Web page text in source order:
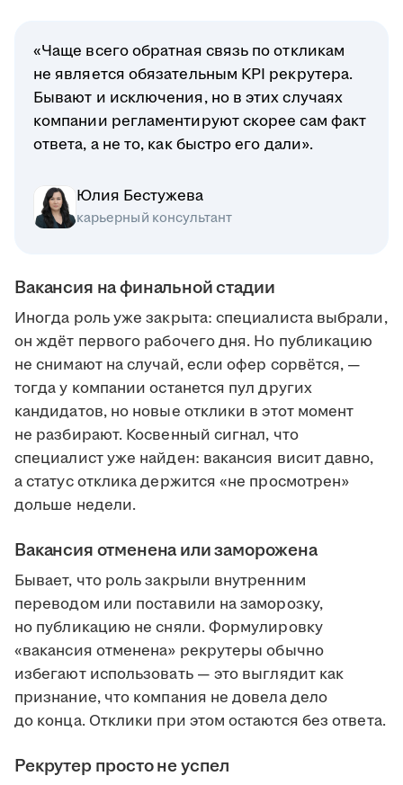
«Чаще всего обратная связь по откликам
не является обязательным KPI рекрутера.
Бывают и исключения, но в этих случаях
компании регламентируют скорее сам факт
ответа, а не то, как быстро его дали».
Юлия Бестужева
карьерный консультант
Вакансия на финальной стадии
Иногда роль уже закрыта: специалиста выбрали,
он ждёт первого рабочего дня. Но публикацию
не снимают на случай, если офер сорвётся, —
тогда у компании останется пул других
кандидатов, но новые отклики в этот момент
не разбирают. Косвенный сигнал, что
специалист уже найден: вакансия висит давно,
а статус отклика держится «не просмотрен»
дольше недели.
Вакансия отменена или заморожена
Бывает, что роль закрыли внутренним
переводом или поставили на заморозку,
но публикацию не сняли. Формулировку
«вакансия отменена» рекрутеры обычно
избегают использовать — это выглядит как
признание, что компания не довела дело
до конца. Отклики при этом остаются без ответа.
Рекрутер просто не успел